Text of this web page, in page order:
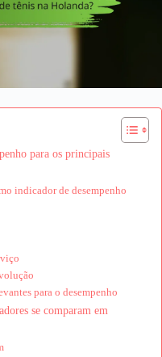
para os principais
indicador de desempenho
para o desempenho
se comparam em